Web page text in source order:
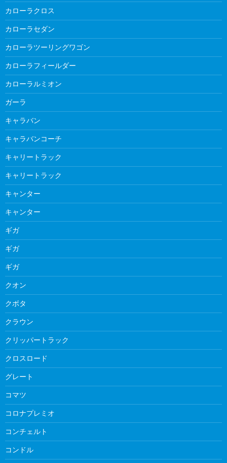
カローラクロス
カローラセダン
カローラツーリングワゴン
カローラフィールダー
カローラルミオン
ガーラ
キャラバン
キャラバンコーチ
キャリートラック
キャリートラック
キャンター
キャンター
ギガ
ギガ
ギガ
クオン
クボタ
クラウン
クリッパートラック
クロスロード
グレート
コマツ
コロナプレミオ
コンチェルト
コンドル